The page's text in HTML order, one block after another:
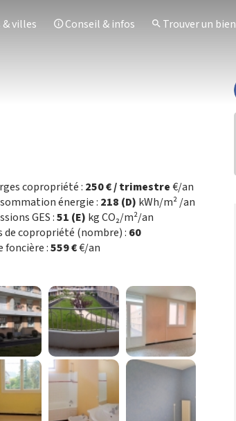
& villes Conseil & infos Trouver un bien
copropriété : 250 € / trimestre€/an
énergie : 218 (D) kWh/m² /an
GES :51 (E) kg CO₂/m²/an
de copropriété (nombre) : 60
foncière :559 €€/an